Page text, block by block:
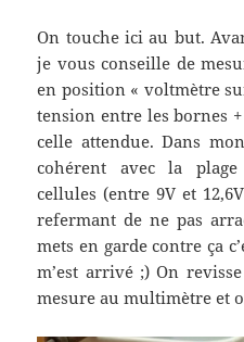
On touche ici au but.
je vous conseille de
en position « voltmètre
tension entre les bornes
celle attendue. Dans
cohérent avec la
cellules (entre 9V et
refermant de ne pas
mets en garde contre ça
m’est arrivé ;) On
mesure au multimètre et